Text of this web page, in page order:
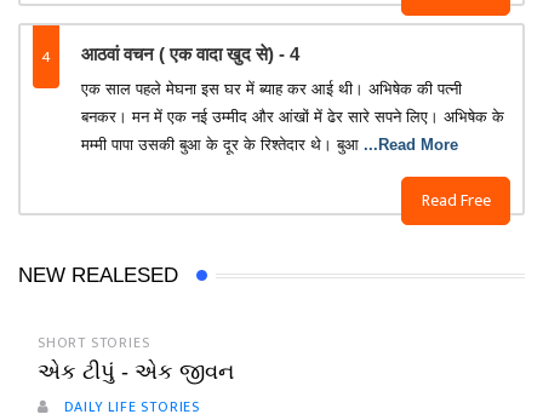
4 आठवां वचन ( एक वादा खुद से) - 4
Read Free
एक साल पहले मेघना इस घर में ब्याह कर आई थी। अभिषेक की पत्नी
बनकर। मन में एक नई उम्मीद और आंखों में ढेर सारे सपने लिए। अभिषेक के
मम्मी पापा उसकी बुआ के दूर के रिश्तेदार थे। बुआ ...Read More
NEW REALESED
SHORT STORIES
એક ટીપું - એક જીવન
DAILY LIFE STORIES